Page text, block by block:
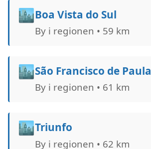
🏙️Boa Vista do Sul
By i regionen • 59 km
🏙️São Francisco de Paula
By i regionen • 61 km
🏙️Triunfo
By i regionen • 62 km